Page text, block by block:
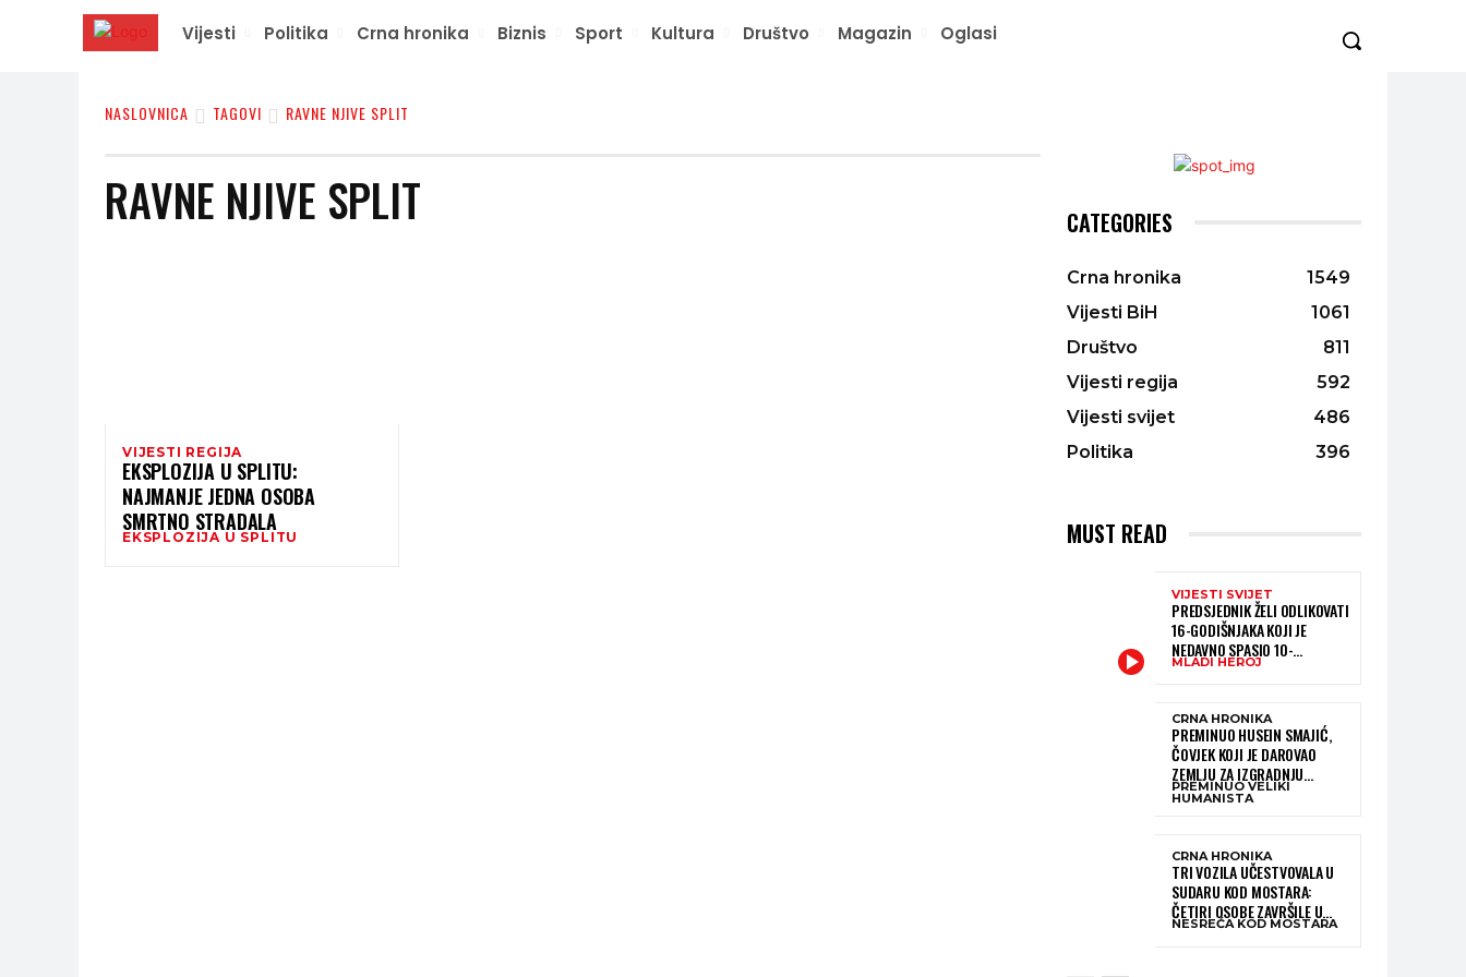
Vijesti Politika Crna hronika Biznis Sport Kultura Društvo Magazin Oglasi
NASLOVNICA TAGOVI RAVNE NJIVE SPLIT
RAVNE NJIVE SPLIT
VIJESTI REGIJA
EKSPLOZIJA U SPLITU:
NAJMANJE JEDNA OSOBA
SMRTNO STRADALA
EKSPLOZIJA U SPLITU
CATEGORIES
Crna hronika
1549
Vijesti BiH
1061
Društvo
811
Vijesti regija
592
Vijesti svijet
486
Politika
396
MUST READ
VIJESTI SVIJET
PREDSJEDNIK ŽELI ODLIKOVATI
16-GODIŠNJAKA KOJI JE
NEDAVNO SPASIO 10-
GODIŠNJEG DJEČAKA IZ
MLADI HEROJ
CRNA HRONIKA
PREMINUO HUSEIN SMAJIĆ,
ČOVJEK KOJI JE DAROVAO
ZEMLJU ZA IZGRADNJU
KATOLIČKE CRKVE U BUGOJNU
PREMINUO VELIKI
HUMANISTA
CRNA HRONIKA
TRI VOZILA UČESTVOVALA U
SUDARU KOD MOSTARA:
ČETIRI OSOBE ZAVRŠILE U
BOLNICI
NESREĆA KOD MOSTARA